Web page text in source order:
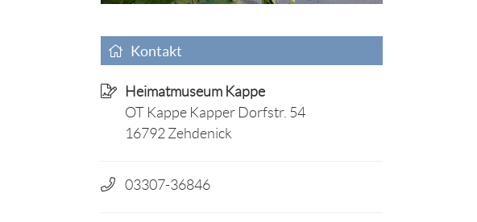
Kontakt
Heimatmuseum Kappe
OT Kappe Kapper Dorfstr. 54
16792 Zehdenick
03307-36846